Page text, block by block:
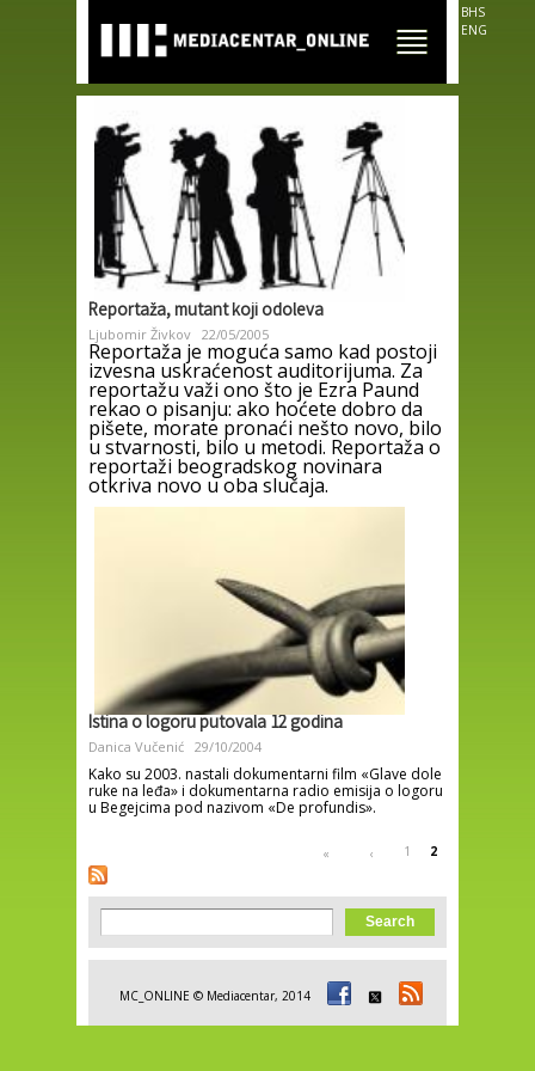
main
content
BHS
ENG
Reportaža, mutant koji odoleva
Ljubomir Živkov 22/05/2005
Reportaža je moguća samo kad postoji
izvesna uskraćenost auditorijuma. Za
reportažu važi ono što je Ezra Paund
rekao o pisanju: ako hoćete dobro da
pišete, morate pronaći nešto novo, bilo
u stvarnosti, bilo u metodi. Reportaža o
reportaži beogradskog novinara
otkriva novo u oba slučaja.
Istina o logoru putovala 12 godina
Danica Vučenić 29/10/2004
Kako su 2003. nastali dokumentarni film «Glave dole
ruke na leđa» i dokumentarna radio emisija o logoru
u Begejcima pod nazivom «De profundis».
Pages « ‹ 1 2
Search form
Search
MC_ONLINE © Mediacentar, 2014